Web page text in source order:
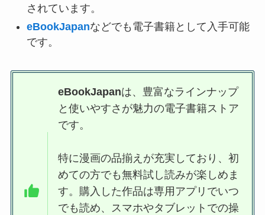
されています。
eBookJapanなどでも電子書籍として入手可能
です。
eBookJapanは、豊富なラインナップ
と使いやすさが魅力の電子書籍ストア
です。
特に漫画の品揃えが充実しており、初
めての方でも無料試し読みが楽しめま
す。購入した作品は専用アプリでいつ
でも読め、スマホやタブレットでの操